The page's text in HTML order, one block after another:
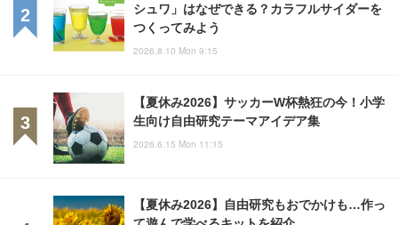
シュワ」はなぜできる？カラフルサイダーを
つくってみよう
2026.8.10 Mon 9:15
【夏休み2026】サッカーW杯熱狂の今！小学
生向け自由研究テーマアイデア集
2026.6.15 Mon 11:15
【夏休み2026】自由研究もおでかけも…作っ